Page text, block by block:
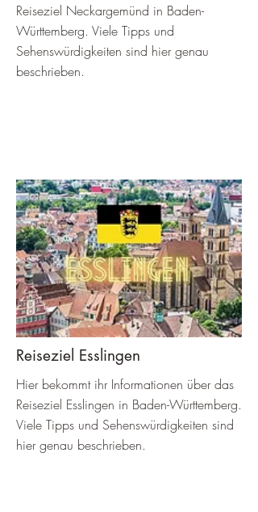
Reiseziel Neckargemünd in Baden-
Württemberg. Viele Tipps und
Sehenswürdigkeiten sind hier genau
beschrieben.
Reiseziel Esslingen
Hier bekommt ihr Informationen über das
Reiseziel Esslingen in Baden-Württemberg.
Viele Tipps und Sehenswürdigkeiten sind
hier genau beschrieben.